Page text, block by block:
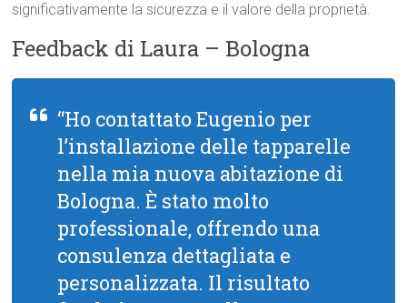
significativamente la sicurezza e il valore della proprietà.
Feedback di Laura – Bologna
“Ho contattato Eugenio per
l’installazione delle tapparelle
nella mia nuova abitazione di
Bologna. È stato molto
professionale, offrendo una
consulenza dettagliata e
personalizzata. Il risultato